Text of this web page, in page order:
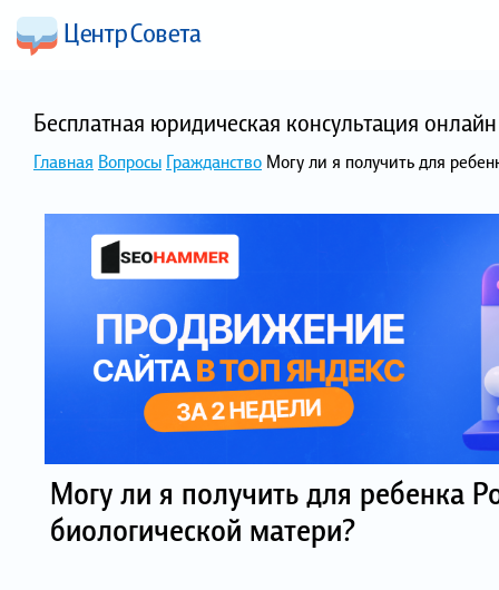
Бесплатная юридическая консультация
Главная Вопросы Гражданство Могу ли я получить для
Могу ли я получить для ребенка
биологической матери?